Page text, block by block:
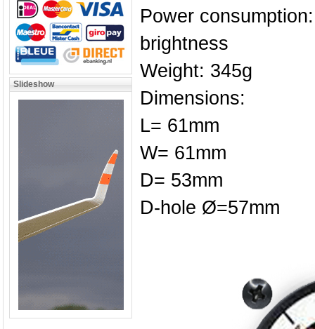
Slideshow
Power
brightness
Weight: 345g
Dimensions:
L= 61mm
W= 61mm
D= 53mm
D-hole Ø=57mm